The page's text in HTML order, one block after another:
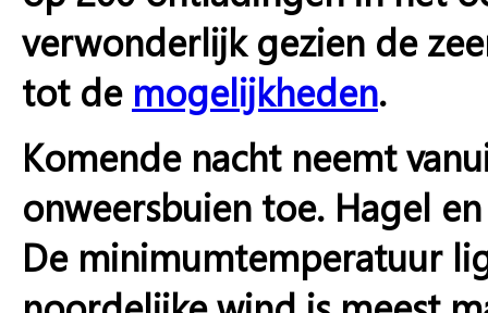
verwonderlijk gezien de
tot de mogelijkheden.
Komende nacht neemt
onweersbuien toe. Hagel
De minimumtemperatuur